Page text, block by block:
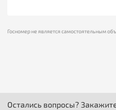
Госномер не является самостоятельным
Остались вопросы?